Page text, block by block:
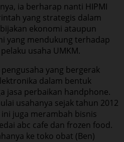
ia berharap nanti HIPMI
yang strategis dalam
ekonomi ataupun
yang mendukung terhadap
usaha UMKM.
yang bergerak
dalam bentuk
jasa perbaikan handphone.
usahanya sejak tahun 2012
juga merambah bisnis
abc cafe dan frozen food.
ke toko obat (Ben)